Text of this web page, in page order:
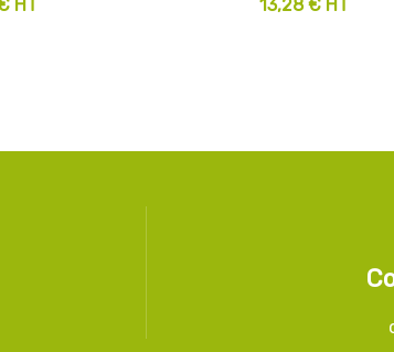
HT 13,28 € HT